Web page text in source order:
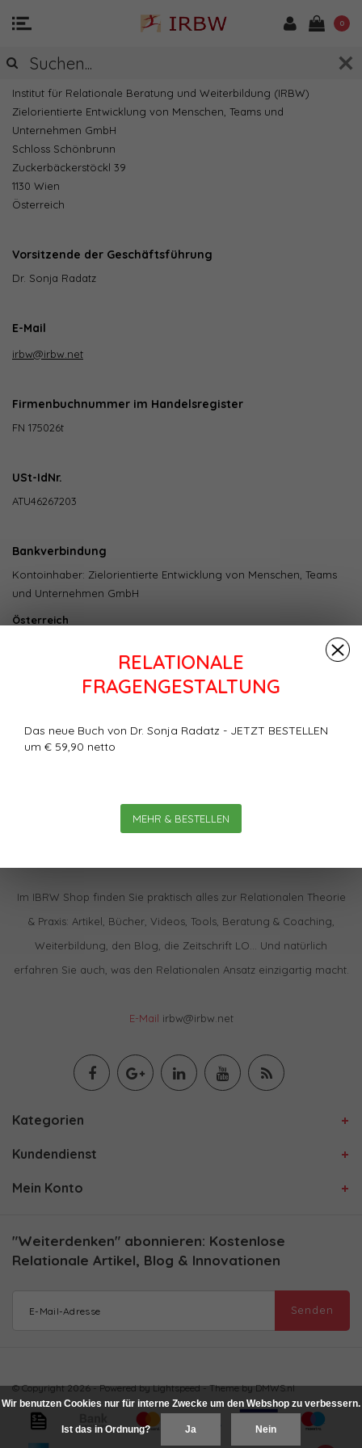
RELATIONALE
FRAGENGESTALTUNG
Das neue Buch von Dr. Sonja Radatz - JETZT BESTELLEN
um € 59,90 netto
MEHR & BESTELLEN
0
Firmensitz
Institut für Relationale Beratung und Weiterbildung (IRBW)
Zielorientierte Entwicklung von Menschen, Teams und
Unternehmen GmbH
Schloss Schönbrunn
Zuckerbäckerstöckl 39
1130 Wien
Österreich
Vorsitzende der Geschäftsführung
Dr. Sonja Radatz
E-Mail
irbw@irbw.net
Firmenbuchnummer im Handelsregister
FN 175026t
USt-IdNr.
ATU46267203
Bankverbindung
Kontoinhaber: Zielorientierte Entwicklung von Menschen, Teams
und Unternehmen GmbH
Österreich
IBAN: FI06 7997 7991 8090 75
Im IBRW Shop finden Sie praktisch alles zur Relationalen Theorie
& Praxis: Artikel, Bücher, Videos, Tools, Beratung & Coaching,
Weiterbildung, den Blog, die Zeitschrift LO… Und natürlich
erfahren Sie auch, was den Relationalen Ansatz einzigartig macht.
E-Mail irbw@irbw.net
Kategorien
Kundendienst
Mein Konto
"Weiterdenken" abonnieren: Kostenlose
Relationale Artikel, Blog & Innovationen
Senden
© Copyright 2026 - Powered byLightspeed- Theme byDMWS.nl
Wir benutzen Cookies nur für interne Zwecke um den Webshop zu verbessern.
Ist das in Ordnung? Ja Nein